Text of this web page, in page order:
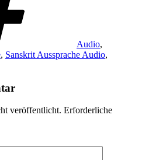
Audio,
, Sanskrit Aussprache Audio,
veröffentlicht. Erforderliche